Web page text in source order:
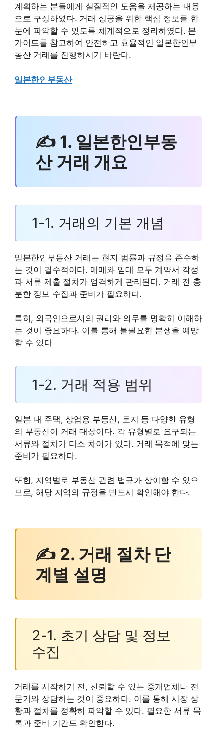
계획하는 분들에게 실질적인 도움을 제공하는 내용
으로 구성하였다. 거래 성공을 위한 핵심 정보를 한
눈에 파악할 수 있도록 체계적으로 정리하였다. 본
가이드를 참고하여 안전하고 효율적인 일본한인부
동산 거래를 진행하시기 바란다.
일본한인부동산
✍ 1. 일본한인부동
산 거래 개요
1-1. 거래의 기본 개념
일본한인부동산 거래는 현지 법률과 규정을 준수하
는 것이 필수적이다. 매매와 임대 모두 계약서 작성
과 서류 제출 절차가 엄격하게 관리된다. 거래 전 충
분한 정보 수집과 준비가 필요하다.
특히, 외국인으로서의 권리와 의무를 명확히 이해하
는 것이 중요하다. 이를 통해 불필요한 분쟁을 예방
할 수 있다.
1-2. 거래 적용 범위
일본 내 주택, 상업용 부동산, 토지 등 다양한 유형
의 부동산이 거래 대상이다. 각 유형별로 요구되는
서류와 절차가 다소 차이가 있다. 거래 목적에 맞는
준비가 필요하다.
또한, 지역별로 부동산 관련 법규가 상이할 수 있으
므로, 해당 지역의 규정을 반드시 확인해야 한다.
✍ 2. 거래 절차 단
계별 설명
2-1. 초기 상담 및 정보
수집
거래를 시작하기 전, 신뢰할 수 있는 중개업체나 전
문가와 상담하는 것이 중요하다. 이를 통해 시장 상
황과 절차를 정확히 파악할 수 있다. 필요한 서류 목
록과 준비 기간도 확인한다.